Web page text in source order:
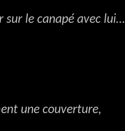
le canapé avec lui…
une couverture,